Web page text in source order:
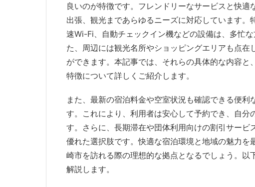
良いのが特徴です。フレンドリーなサービスと快
出張、観光まであらゆるニーズに対応しています
速Wi-Fi、自動チェックイン機などの設備は、多忙
た、周辺には観光名所やショッピングエリアも点在
ができます。本記事では、それらの具体的な内容
特徴について詳しくご紹介します。
また、最新の宿泊料金や空室状況も確認できる便利
す。これにより、利用者は安心して予約でき、自
す。さらに、長期滞在や団体利用向けの割引サービ
優れた選択肢です。快適な宿泊環境と地域の魅力
崎市を訪れる際の理想的な拠点となるでしょう。以
解説します。